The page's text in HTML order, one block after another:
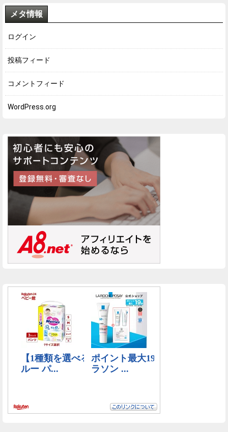
メタ情報
ログイン
投稿フィード
コメントフィード
WordPress.org